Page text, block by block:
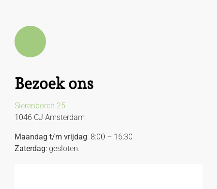
Bezoek ons
Sierenborch 25
1046 CJ Amsterdam
Maandag t/m vrijdag: 8:00 – 16:30
Zaterdag: gesloten.